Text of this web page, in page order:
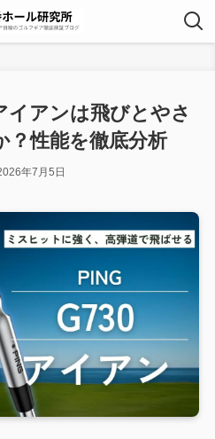
イアンは飛びとやさ
？性能を徹底分析
年7月5日